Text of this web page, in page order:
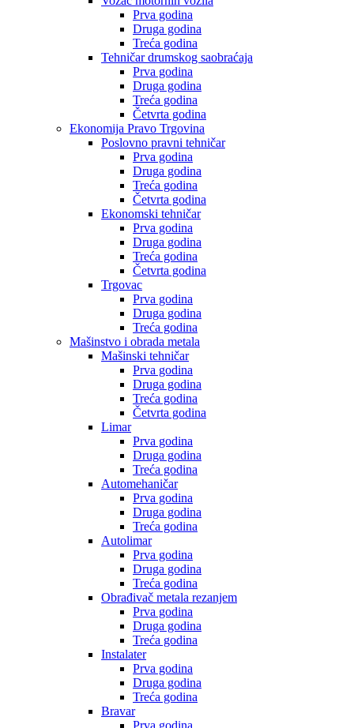
Prva godina
Druga godina
Treća godina
Tehničar drumskog saobraćaja
Prva godina
Druga godina
Treća godina
Četvrta godina
Ekonomija Pravo Trgovina
Poslovno pravni tehničar
Prva godina
Druga godina
Treća godina
Četvrta godina
Ekonomski tehničar
Prva godina
Druga godina
Treća godina
Četvrta godina
Trgovac
Prva godina
Druga godina
Treća godina
Mašinstvo i obrada metala
Mašinski tehničar
Prva godina
Druga godina
Treća godina
Četvrta godina
Limar
Prva godina
Druga godina
Treća godina
Automehaničar
Prva godina
Druga godina
Treća godina
Autolimar
Prva godina
Druga godina
Treća godina
Obrađivač metala rezanjem
Prva godina
Druga godina
Treća godina
Instalater
Prva godina
Druga godina
Treća godina
Bravar
Prva godina